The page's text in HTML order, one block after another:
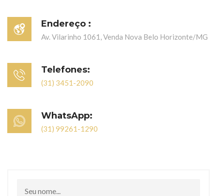
Endereço :
Av. Vilarinho 1061, Venda Nova Belo Horizonte/MG
Telefones:
(31) 3451-2090
WhatsApp:
(31) 99261-1290